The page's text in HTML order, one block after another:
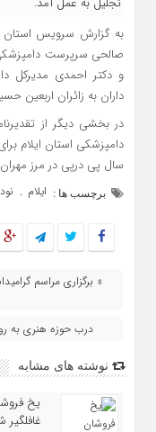
به گزارش سرویس استان
صالحی سرپرست
و دکتر احمدی مدیرکل
داران به زائران
در بخشی دیگر از
دامپزشکی استان ایلام
سال پی درپی در مرز
برچسب ها : ایلام ,
« برگزاری مراسم
درب حوزه هنری به
نوشته های مشابه
یخ‌
غافلگیر